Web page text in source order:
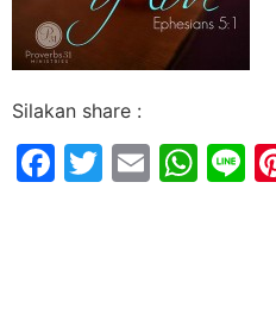
Silakan share :
Facebook
Twitter
Email